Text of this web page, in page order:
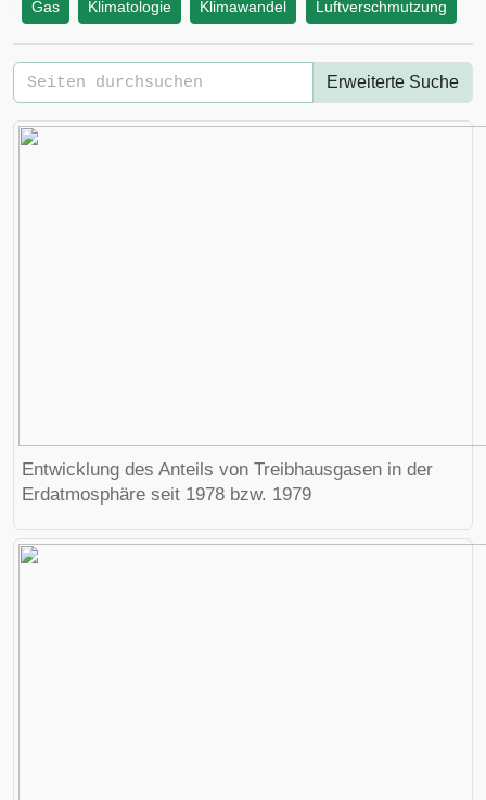
Gas Klimatologie Klimawandel Luftverschmutzung
Erweiterte Suche
Entwicklung des Anteils von Treibhausgasen in der
Erdatmosphäre seit 1978 bzw. 1979